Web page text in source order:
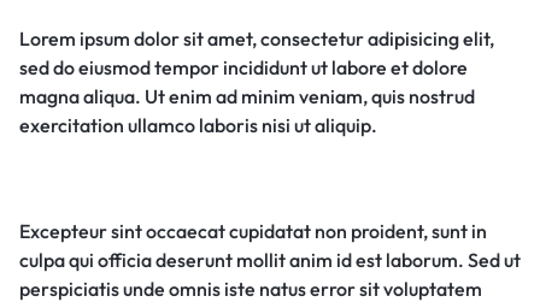
Lorem ipsum dolor sit amet, consectetur adipisicing elit,
sed do eiusmod tempor incididunt ut labore et dolore
magna aliqua. Ut enim ad minim veniam, quis nostrud
exercitation ullamco laboris nisi ut aliquip.
Excepteur sint occaecat cupidatat non proident, sunt in
culpa qui officia deserunt mollit anim id est laborum. Sed ut
perspiciatis unde omnis iste natus error sit voluptatem